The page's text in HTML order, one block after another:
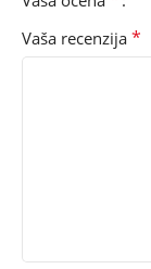
Vaša recenzija *